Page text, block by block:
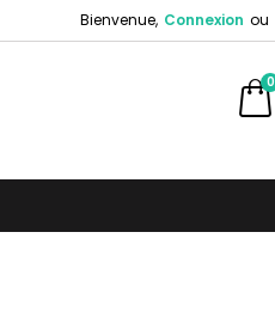
Bienvenue, Connexion ou
0